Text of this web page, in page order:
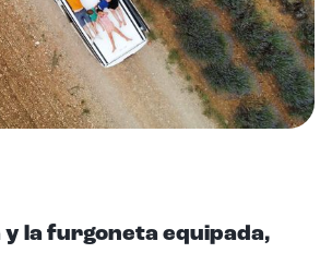
la furgoneta equipada,